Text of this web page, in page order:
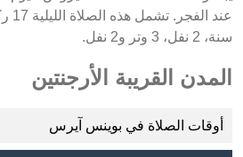
سنة، 2 نفل، 3 وتر و2 نفل.
المدن القريبة الأرجنتين
أوقات الصلاة في بوينس آيرس